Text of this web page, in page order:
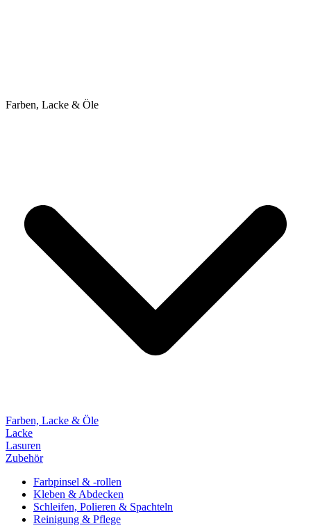
Farben, Lacke & Öle
Farben, Lacke & Öle
Lacke
Lasuren
Zubehör
Farbpinsel & -rollen
Kleben & Abdecken
Schleifen, Polieren & Spachteln
Reinigung & Pflege